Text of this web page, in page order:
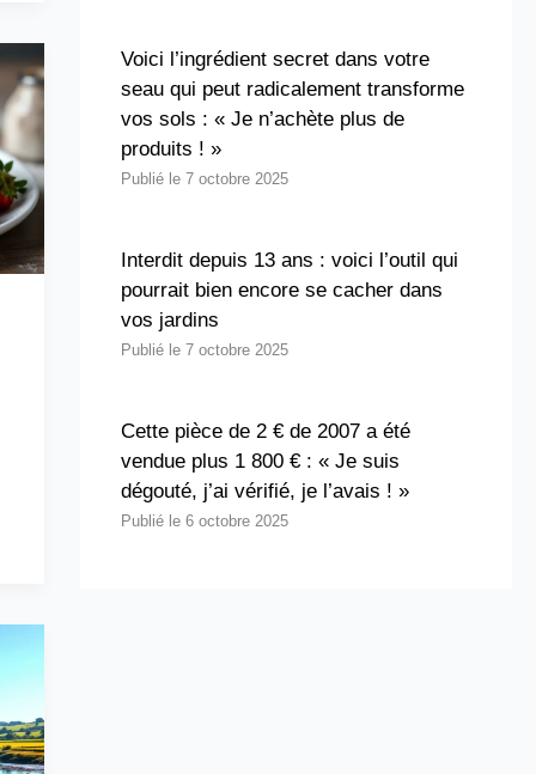
Voici l’ingrédient secret dans votre
seau qui peut radicalement transforme
vos sols : « Je n’achète plus de
produits ! »
7 octobre 2025
Interdit depuis 13 ans : voici l’outil qui
pourrait bien encore se cacher dans
vos jardins
7 octobre 2025
Cette pièce de 2 € de 2007 a été
vendue plus 1 800 € : « Je suis
dégouté, j’ai vérifié, je l’avais ! »
6 octobre 2025